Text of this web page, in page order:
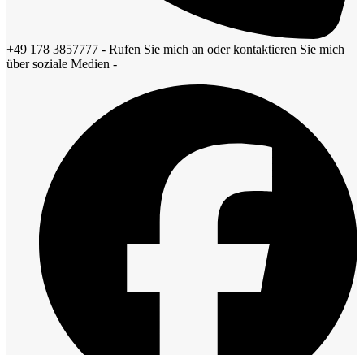
+49 178 3857777 - Rufen Sie mich an oder kontaktieren Sie mich
über soziale Medien -